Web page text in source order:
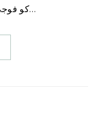
کو فوجی قبرستان میں سپرد خاک کر دیا گیا اور…